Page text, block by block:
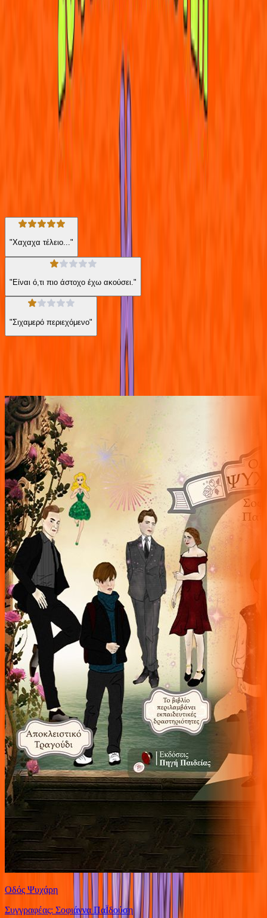
όχι μόνο τους μόνιμους κατοίκους αλλά και τους επερχόμενους
Ένα διαφορετικό χιουμοριστικό παραμύθι που, εκτός από τα fake
news, αγγίζει ένα θέμα ταμπού που ταλανίζει μικρούς και
μεγάλους από... μικρή ηλικία, για πρώτη φορά στην ελληνική
βιβλιογραφία!"
Σύγχρονα Παραμύθια
Η γνώμη των ακροατών
"Χαχαχα τέλειο..."
"Είναι ό,τι πιο άστοχο έχω ακούσει."
"Σιχαμερό περιεχόμενο"
Οδός Ψυχάρη
Συγγραφέας: Σοφιάννα ΠαΪδούση